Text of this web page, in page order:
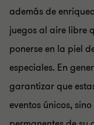
además de
juegos al aire libre
ponerse en la piel
especiales. En
garantizar que
eventos únicos,